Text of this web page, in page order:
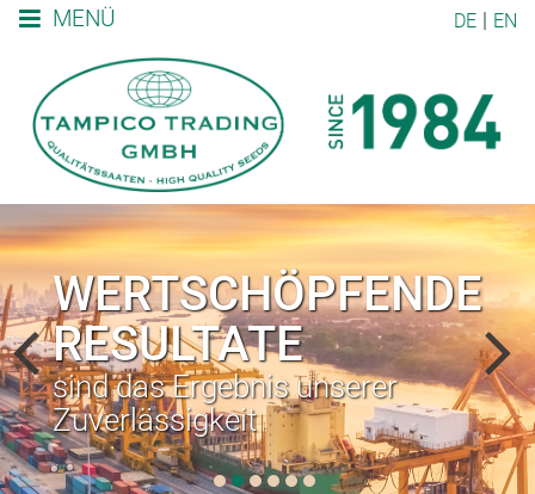
MENÜ DE EN
WERTSCHÖPFENDE
RESULTATE
sind das Ergebnis unserer
Zuverlässigkeit